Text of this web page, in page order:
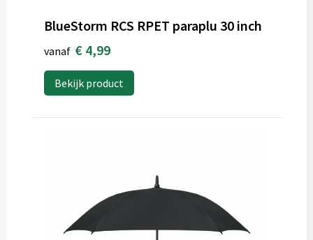
BlueStorm RCS RPET paraplu 30 inch
vanaf € 4,99
Bekijk product